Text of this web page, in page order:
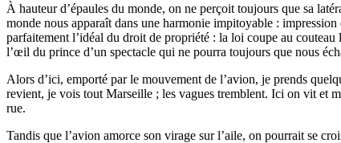
À hauteur d’épaules du monde, on ne perçoit toujours que sa
monde nous apparaît dans une harmonie impitoyable :
parfaitement l’idéal du droit de propriété : la loi coupe au
l’œil du prince d’un spectacle qui ne pourra toujours que nous
Alors d’ici, emporté par le mouvement de l’avion, je prends
revient, je vois tout Marseille ; les vagues tremblent. Ici on vit et
rue.
Tandis que l’avion amorce son virage sur l’aile, on pourrait se